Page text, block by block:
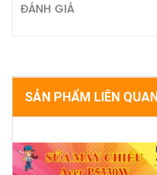
ĐÁNH GIÁ
SẢN PHẨM LIÊN QUAN